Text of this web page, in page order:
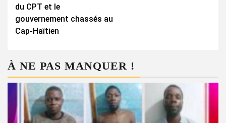
du CPT et le
gouvernement chassés au
Cap-Haïtien
À NE PAS MANQUER !